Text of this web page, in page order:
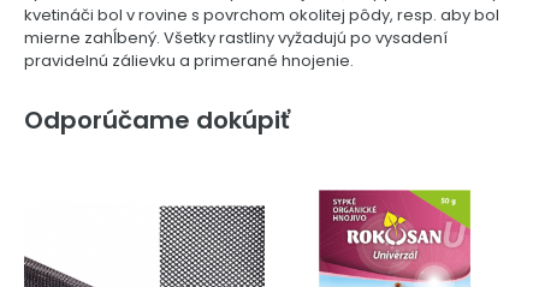
kvetináči bol v rovine s povrchom okolitej pôdy, resp. aby bol
mierne zahĺbený. Všetky rastliny vyžadujú po vysadení
pravidelnú zálievku a primerané hnojenie.
Odporúčame dokúpiť